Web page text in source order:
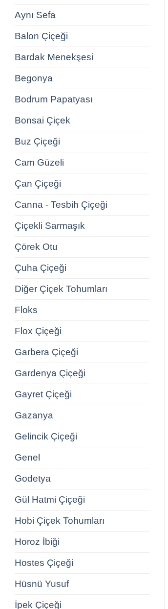
Aynı Sefa
Balon Çiçeği
Bardak Menekşesi
Begonya
Bodrum Papatyası
Bonsai Çiçek
Buz Çiçeği
Cam Güzeli
Çan Çiçeği
Canna - Tesbih Çiçeği
Çiçekli Sarmaşık
Çörek Otu
Çuha Çiçeği
Diğer Çiçek Tohumları
Floks
Flox Çiçeği
Garbera Çiçeği
Gardenya Çiçeği
Gayret Çiçeği
Gazanya
Gelincik Çiçeği
Genel
Godetya
Gül Hatmi Çiçeği
Hobi Çiçek Tohumları
Horoz İbiği
Hostes Çiçeği
Hüsnü Yusuf
İpek Çiçeği